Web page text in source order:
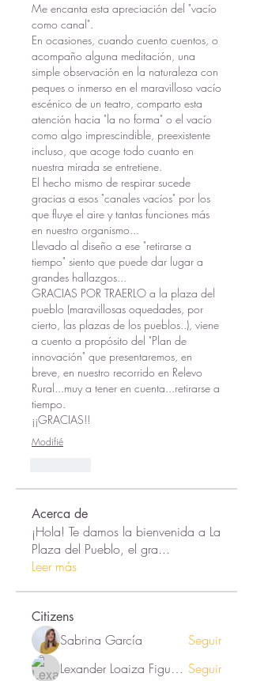
Me encanta esta apreciación del "vacío
como canal".
En ocasiones, cuando cuento cuentos, o
acompaño alguna meditación, una
simple observación en la naturaleza con
peques o inmerso en el maravilloso vacío
escénico de un teatro, comparto esta
atención hacia "la no forma" o el vacío
como algo imprescindible, preexistente
incluso, que acoge todo cuanto en
nuestra mirada se entretiene.
El hecho mismo de respirar sucede
gracias a esos "canales vacíos" por los
que fluye el aire y tantas funciones más
en nuestro organismo...
Llevado al diseño a ese "retirarse a
tiempo" siento que puede dar lugar a
grandes hallazgos...
GRACIAS POR TRAERLO a la plaza del
pueblo (maravillosas oquedades, por
cierto, las plazas de los pueblos..), viene
a cuento a propósito del "Plan de
innovación" que presentaremos, en
breve, en nuestro recorrido en Relevo
Rural...muy a tener en cuenta...retirarse a
tiempo.
¡¡GRACIAS!!
Modifié
Acerca de
¡Hola! Te damos la bienvenida a La
Plaza del Pueblo, el gra...
Leer más
Citizens
Sabrina García
Seguir
Lexander Loaiza Figueroa Seguir